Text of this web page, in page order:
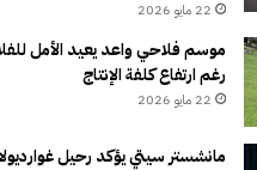
22 مايو 2026
موسم فلاحي واعد يعيد الأمل
رغم ارتفاع كلفة الإنتاج
22 مايو 2026
مانشستر سيتي يؤكد رحيل